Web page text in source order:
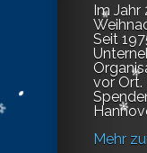
Im Jahr
Seit
vor Ort.
Mehr